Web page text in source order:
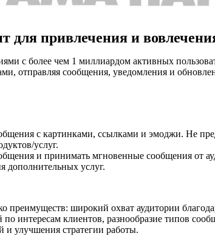
привлечения и
с более чем 1 миллиардом активных
отправляя сообщения, уведомления и
с картинками, ссылками и эмоджи. Не
услуг.
и принимать мгновенные сообщения от
дополнительных услуг.
преимуществ: широкий охват аудитории
интересам клиентов, разнообразие типов
улучшения стратегии работы.